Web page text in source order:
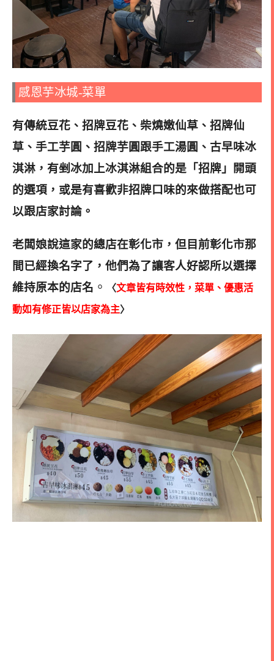
感恩芋冰城-菜單
有傳統豆花、招牌豆花、柴燒嫩仙草、招牌仙
草、手工芋圓、招牌芋圓跟手工湯圓、古早味冰
淇淋，有剉冰加上冰淇淋組合的是「招牌」開頭
的選項，或是有喜歡非招牌口味的來做搭配也可
以跟店家討論。
老闆娘說這家的總店在彰化市，但目前彰化市那
間已經換名字了，他們為了讓客人好認所以選擇
維持原本的店名 。 〈文章皆有時效性，菜單、優惠活
動如有修正皆以店家為主〉